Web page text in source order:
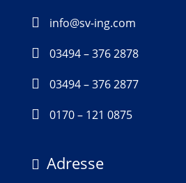

info@sv-ing.com

03494 – 376 2878

03494 – 376 2877

0170 – 121 0875
 Adresse